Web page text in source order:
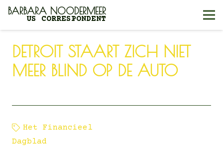
BARBARA NOODERMEER
US CORRESPONDENT
DETROIT STAART ZICH NIET
MEER BLIND OP DE AUTO
Het Financieel
Dagblad